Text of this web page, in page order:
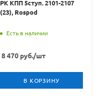
РК КПП 5ступ. 2101-2107
(23), Rospod
Есть в наличии
8 470руб./шт
В КОРЗИНУ